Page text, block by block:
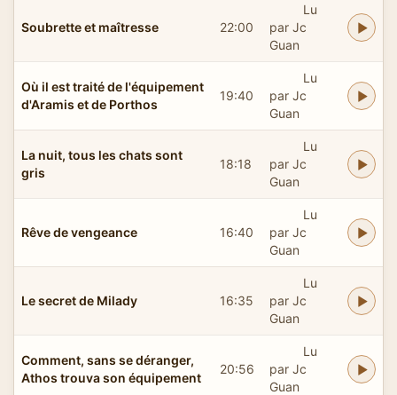
Soubrette et maîtresse 22:00
Lu
par Jc
Guan
Où il est traité de l'équipement
d'Aramis et de Porthos
19:40
Lu
par Jc
Guan
La nuit, tous les chats sont
gris
18:18
Lu
par Jc
Guan
Rêve de vengeance 16:40
Lu
par Jc
Guan
Le secret de Milady 16:35
Lu
par Jc
Guan
Comment, sans se déranger,
Athos trouva son équipement
20:56
Lu
par Jc
Guan